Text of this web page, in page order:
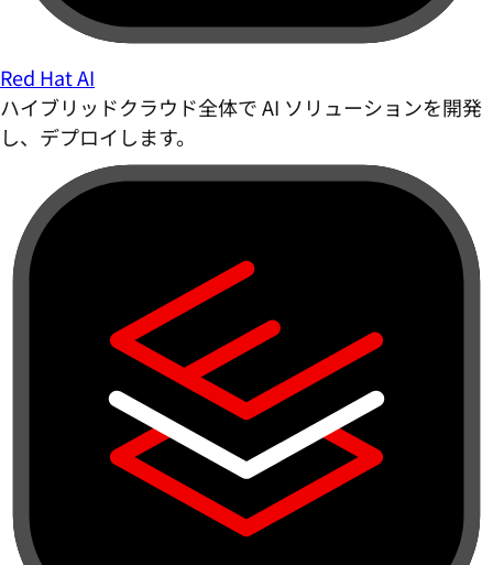
Red Hat AI
ハイブリッドクラウド全体で AI ソリューションを開発
し、デプロイします。